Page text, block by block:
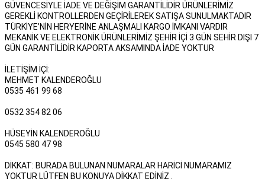
GÜVENCESİYLE İADE VE DEĞİŞİM GARANTİLİDİR ÜRÜNLERİMİZ
GEREKLİ KONTROLLERDEN GEÇİRİLEREK SATIŞA SUNULMAKTADIR
TÜRKİYE’NİN HERYERİNE ANLAŞMALI KARGO İMKANI VARDIR
MEKANİK VE ELEKTRONİK ÜRÜNLERİMİZ ŞEHİR İÇİ 3 GÜN SEHİR DIŞI 7
GÜN GARANTİLİDİR KAPORTA AKSAMINDA İADE YOKTUR
İLETİŞİM İÇİ:
MEHMET KALENDEROĞLU
0535 461 99 68
0532 354 82 06
HÜSEYİN KALENDEROĞLU
0545 580 47 98
DİKKAT: BURADA BULUNAN NUMARALAR HARİCİ NUMARAMIZ
YOKTUR LÜTFEN BU KONUYA DİKKAT EDİNİZ .